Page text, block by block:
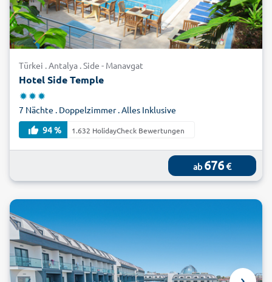
Türkei . Antalya . Side - Manavgat
Hotel Side Temple
7 Nächte . Doppelzimmer . Alles Inklusive
94 %
1.632 HolidayCheck Bewertungen
ab 676€